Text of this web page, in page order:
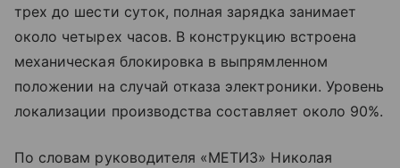
трех до шести суток, полная зарядка занимает
около четырех часов. В конструкцию встроена
механическая блокировка в выпрямленном
положении на случай отказа электроники. Уровень
локализации производства составляет около 90%.
По словам руководителя «МЕТИЗ» Николая